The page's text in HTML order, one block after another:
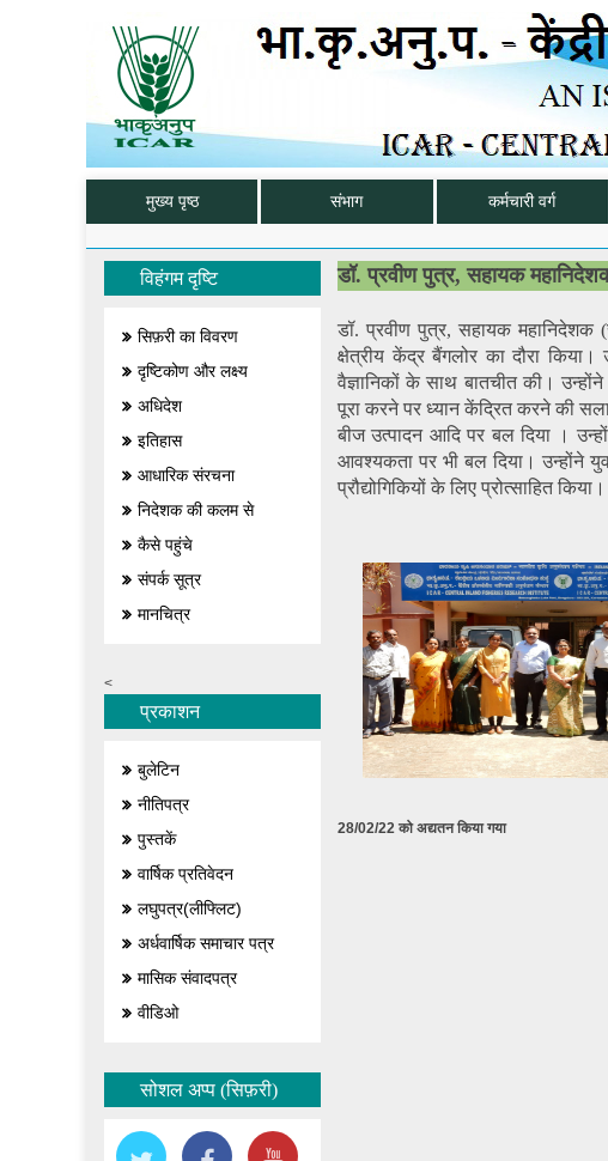
मुख्य पृष्ठ संभाग कर्मचारी वर्ग
विहंगम दृष्टि
सिफ़री का विवरण
दृष्टिकोण और लक्ष्य
अधिदेश
इतिहास
आधारिक संरचना
निदेशक की कलम से
कैसे पहुंचे
संपर्क सूत्र
मानचित्र
<
प्रकाशन
बुलेटिन
नीतिपत्र
पुस्तकें
वार्षिक प्रतिवेदन
लघुपत्र(लीफ्लिट)
अर्धवार्षिक समाचार पत्र
मासिक संवादपत्र
वीडिओ
सोशल अप्प (सिफ़री)
डॉ. प्रवीण पुत्र, सहायक
डॉ. प्रवीण पुत्र, सहायक महानिदेशक
क्षेत्रीय केंद्र बैंगलोर का दौरा
वैज्ञानिकों के साथ बातचीत की।
पूरा करने पर ध्यान केंद्रित करने की
बीज उत्पादन आदि पर बल दिया ।
आवश्यकता पर भी बल दिया। उन्होंने
प्रौद्योगिकियों के लिए प्रोत्साहित किया।
28/02/22 को अद्यतन किया गया